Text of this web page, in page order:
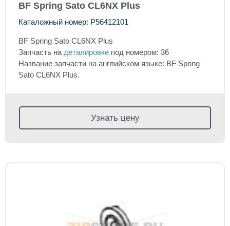
BF Spring Sato CL6NX Plus
Каталожный номер: P56412101
BF Spring Sato CL6NX Plus
Запчасть на деталировке под номером: 36
Название запчасти на английском языке: BF Spring
Sato CL6NX Plus.
Узнать цену